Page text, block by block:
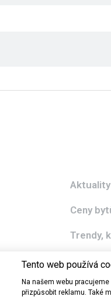
Aktuality
Ceny
Trendy,
Praha
Tento web používá
Na našem webu
přizpůsobit reklamu. Také